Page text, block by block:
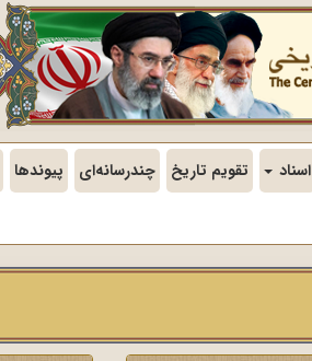
اسناد تقویم تاریخ چندرسانه‌ای پیوندها